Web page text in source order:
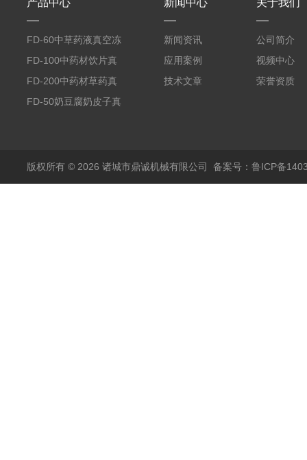
产品中心
FD-60中草药液真空冻
干机
FD-100中药材饮片真
空冻干机
FD-200中药材草药真
空冻干机
FD-50奶豆腐奶皮子真
新闻中心
新闻资讯
应用案例
技术文章
关于我们
公司简介
视频中心
荣誉资质
版权所有 © 2026 诸城市鼎诚机械有限公司 备案号：鲁ICP备